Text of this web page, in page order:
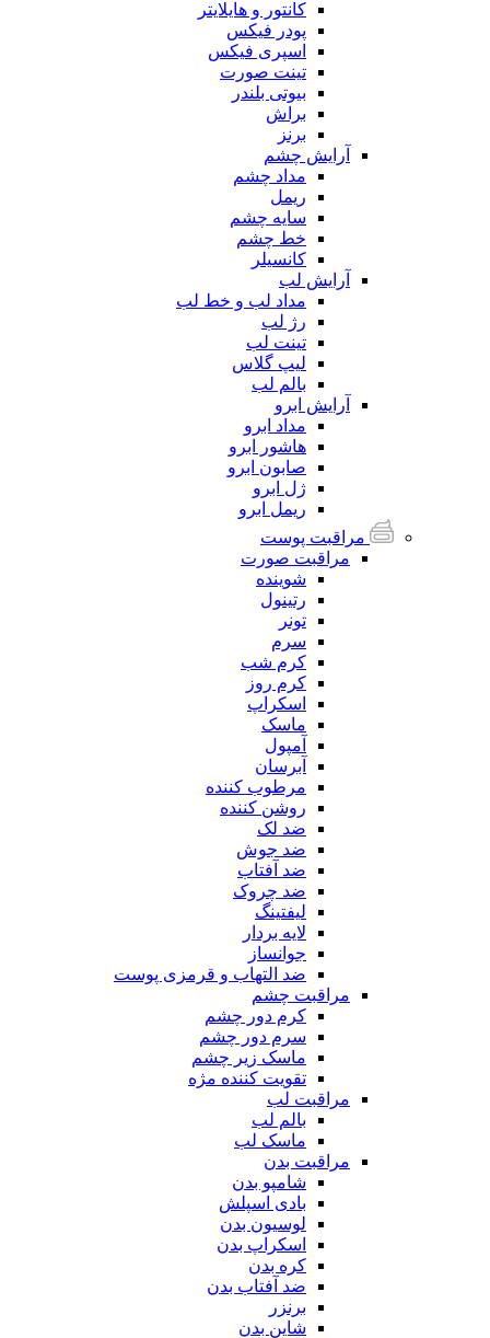
کانتور و هایلایتر
پودر فیکس
اسپری فیکس
تینت صورت
بیوتی بلندر
براش
برنز
آرایش چشم
مداد چشم
ریمل
سایه چشم
خط چشم
کانسیلر
آرایش لب
مداد لب و خط لب
رژ لب
تینت لب
لیپ گلاس
بالم لب
آرایش ابرو
مداد ابرو
هاشور ابرو
صابون ابرو
ژل ابرو
ریمل ابرو
مراقبت پوست
مراقبت صورت
شوینده
رتینول
تونر
سرم
کرم شب
کرم روز
اسکراپ
ماسک
آمپول
آبرسان
مرطوب کننده
روشن کننده
ضد لک
ضد جوش
ضد آفتاب
ضد چروک
لیفتینگ
لایه بردار
جوانساز
ضد التهاب و قرمزی پوست
مراقبت چشم
کرم دور چشم
سرم دور چشم
ماسک زیر چشم
تقویت کننده مژه
مراقبت لب
بالم لب
ماسک لب
مراقبت بدن
شامپو بدن
بادی اسپلش
لوسیون بدن
اسکراپ بدن
کره بدن
ضد آفتاب بدن
برنزر
شاین بدن